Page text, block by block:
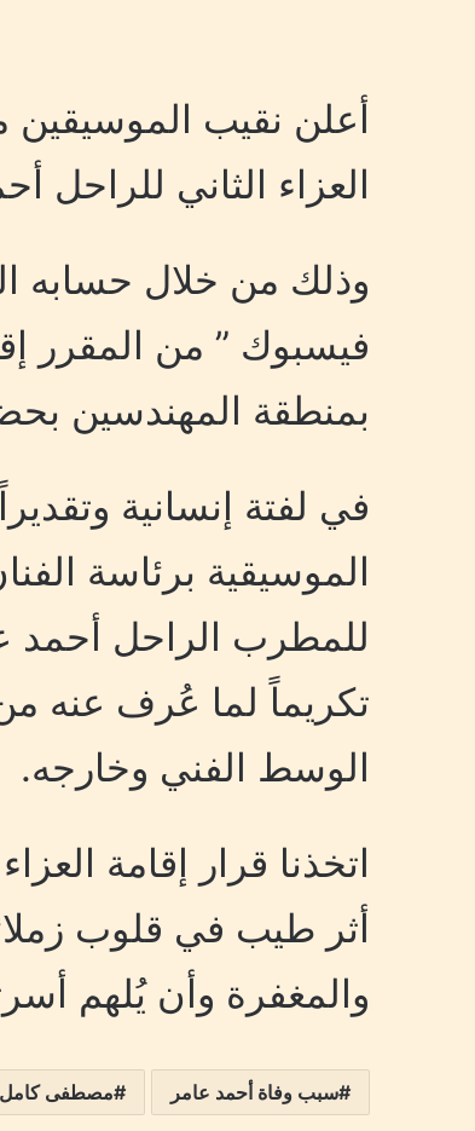
أعلن نقيب
العزاء الثاني للراحل
وذلك من خلال حسابه
فيسبوك ” من المقرر
بمنطقة المهندسين
في لفتة إنسانية
الموسيقية برئاسة
للمطرب الراحل أحمد
تكريماً لما عُرف عنه
الوسط الفني وخارجه.
اتخذنا قرار إقامة
أثر طيب في قلوب
والمغفرة وأن يُلهم
سبب وفاة أحمد عامر مصطفى كامل